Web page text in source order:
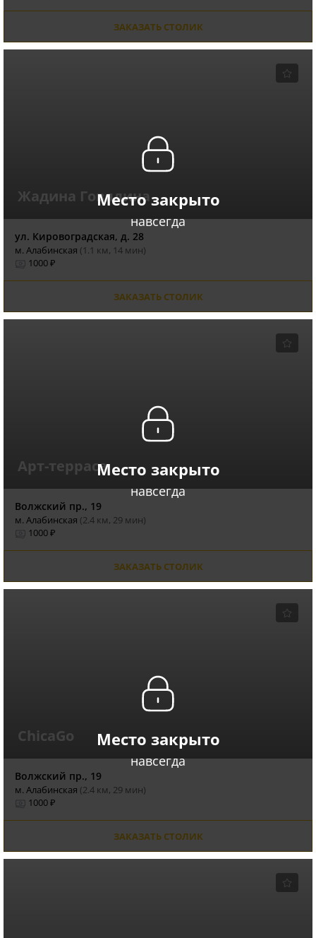
ЗАКАЗАТЬ СТОЛИК
Место закрыто
навсегда
Жадина Говядина
ул. Кировоградская, д. 28
м. Алабинская (1.1 км, 14 мин)
1000 ₽
ЗАКАЗАТЬ СТОЛИК
Место закрыто
навсегда
Арт-терраса
Волжский пр., 19
м. Алабинская (2.4 км, 29 мин)
1000 ₽
ЗАКАЗАТЬ СТОЛИК
Место закрыто
навсегда
ChicaGo
Волжский пр., 19
м. Алабинская (2.4 км, 29 мин)
1000 ₽
ЗАКАЗАТЬ СТОЛИК